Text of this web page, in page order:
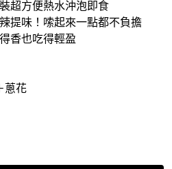
超方便熱水沖泡即食
提味！嗦起來一點都不負擔
香也吃得輕盈
蔥花